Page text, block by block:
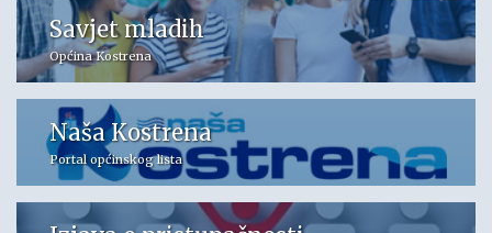
Savjet mladih
Općina Kostrena
Naša Kostrena
Portal općinskog lista